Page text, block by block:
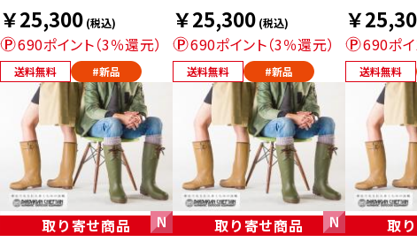
￥25,300 (税込)
690ポイント（3％還元）
送料無料 #新品
￥25,300 (税込)
690ポイント（3％還元）
送料無料 #新品
￥
690ポイ
送料無料
取り寄せ商品
取り寄せ商品
取